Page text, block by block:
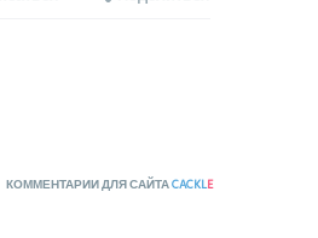
КОММЕНТАРИИ ДЛЯ САЙТАCACKLE